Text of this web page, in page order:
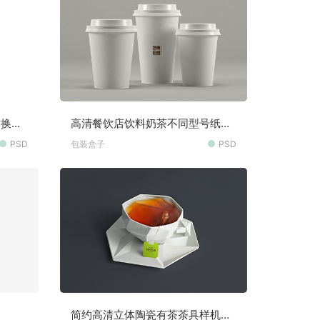
样
PSD
高清餐饮店饮料奶茶不同型号纸质
杯子样机素材
包装盒子 PSD
简约高清立体陶瓷有茶茶具样机素